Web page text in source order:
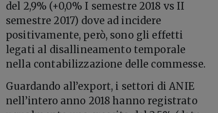
del 2,9% (+0,0% I semestre 2018 vs II
semestre 2017) dove ad incidere
positivamente, però, sono gli effetti
legati al disallineamento temporale
nella contabilizzazione delle commesse.
Guardando all’export, i settori di ANIE
nell’intero anno 2018 hanno registrato